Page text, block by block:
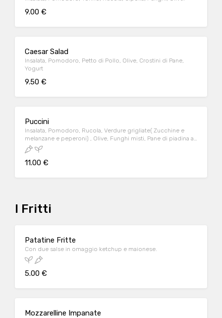
9.00 €
Caesar Salad
Insalata, Pomodoro, Petto di Pollo, Olive, Crostini di Pane,
Yogurt
9.50 €
Puccini
Insalata, Pomodoro, Rucola, Verdure grigliate( Zucchine e
melanzane e peperoni) , Olive, Funghi misti, Pane di piadina a
triangolari fritti
11.00 €
I Fritti
Patatine Fritte
Con due salse in omaggio ketchup e maionese.
5.00 €
Mozzarelline Impanate